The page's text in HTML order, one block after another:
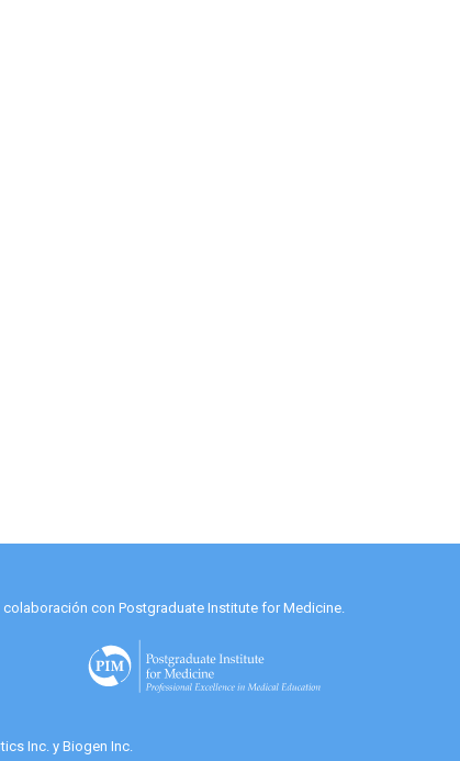
con Postgraduate Institute for Medicine.
Inc. y Biogen Inc.